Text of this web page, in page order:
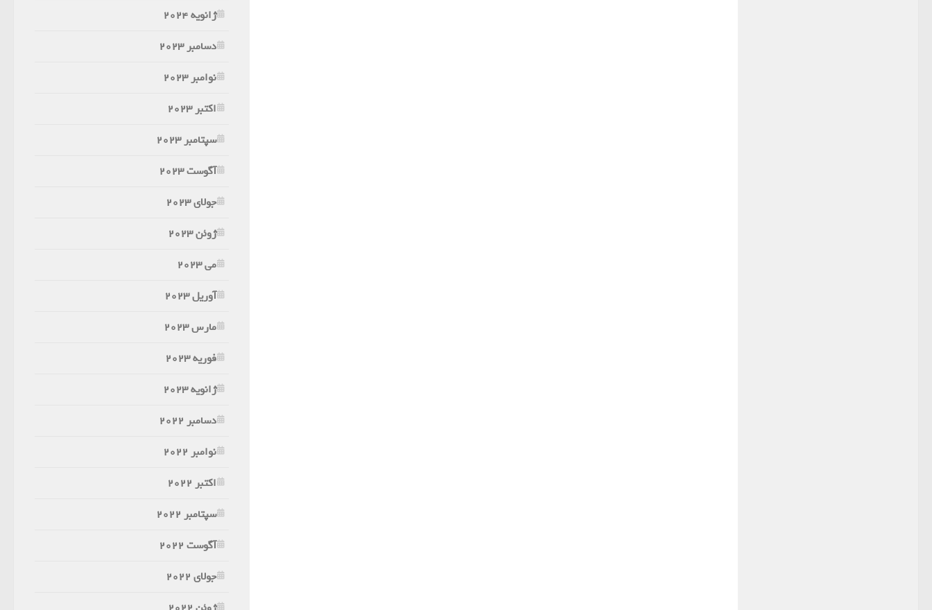
ژانویه 2024
دسامبر 2023
نوامبر 2023
اکتبر 2023
سپتامبر 2023
آگوست 2023
جولای 2023
ژوئن 2023
می 2023
آوریل 2023
مارس 2023
فوریه 2023
ژانویه 2023
دسامبر 2022
نوامبر 2022
اکتبر 2022
سپتامبر 2022
آگوست 2022
جولای 2022